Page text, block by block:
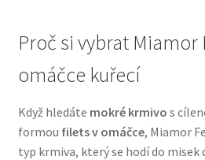
Pamlsky pro psy
Pelíšky pro psy
Ortopedické pelíšky
Proč si vybrat Miamor
omáčce kuřecí
Když hledáte mokré krmivo s
formou filets v omáčce, Miamor
typ krmiva, který se hodí do misek